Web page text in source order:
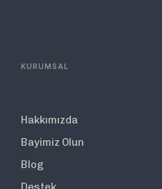
KURUMSAL
Hakkımızda
Bayimiz Olun
Blog